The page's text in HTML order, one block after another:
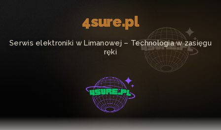
4sure.pl
Serwis elektroniki w Limanowej – Technologia w zasięgu
ręki